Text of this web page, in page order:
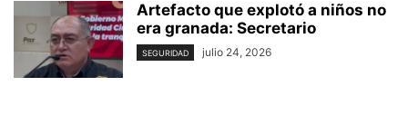
Artefacto que explotó a niños no
era granada: Secretario
SEGURIDAD julio 24, 2026